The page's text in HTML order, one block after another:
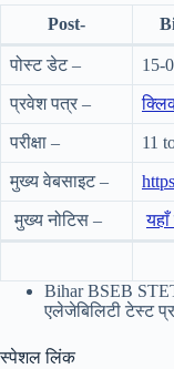
Post-
पोस्ट डेट – 15-
प्रवेश पत्र –
परीक्षा – 11
मुख्य वेबसाइट –
मुख्य नोटिस –
Bihar BSEB
एलेजेबिलिटी टेस्ट
स्पेशल लिंक